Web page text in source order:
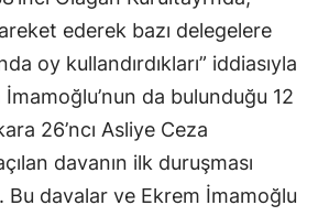
ederek bazı delegelere
oy kullandırdıkları” iddiasıyla
İmamoğlu’nun da bulunduğu 12
26’ncı Asliye Ceza
davanın ilk duruşması
Bu davalar ve Ekrem İmamoğlu